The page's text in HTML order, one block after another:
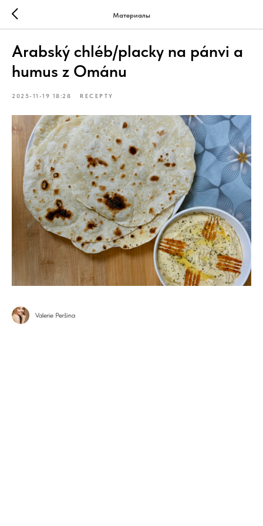
Материалы
Arabský chléb/placky na pánvi a
humus z Ománu
2025-11-19 18:28 RECEPTY
Valerie Peršina